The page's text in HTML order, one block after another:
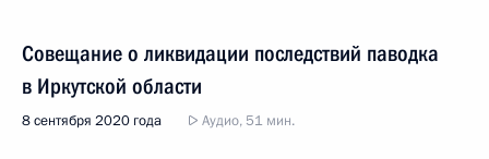
Совещание о ликвидации последствий паводка
в Иркутской области
8 сентября 2020 года Аудио, 51 мин.